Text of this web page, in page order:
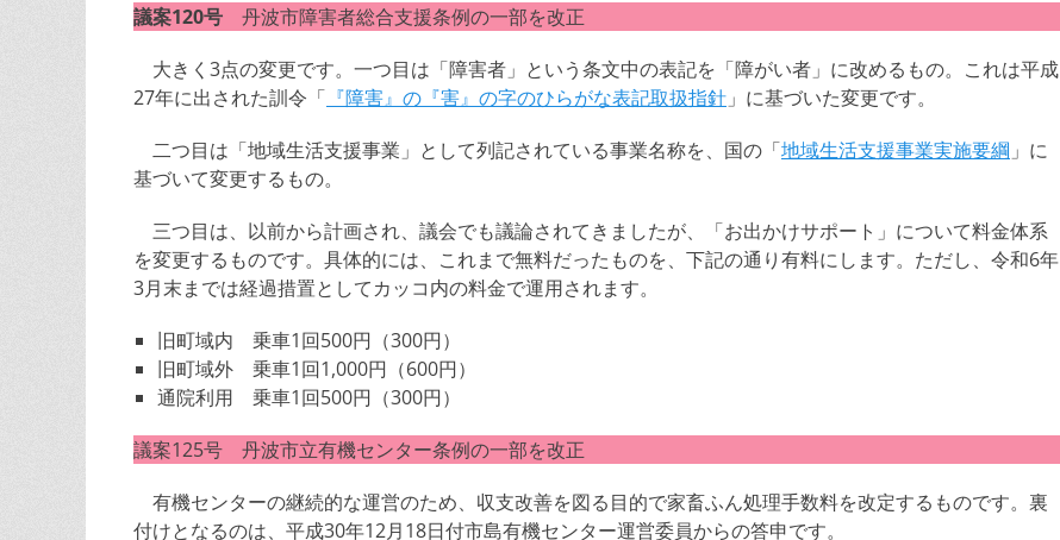
議案120号 丹波市障害者総合支援条例の一部を改正
大きく3点の変更です。一つ目は「障害者」という条文中の表記を「障がい者」に改めるもの。これは平成
27年に出された訓令「 『障害』の『害』の字のひらがな表記取扱指針 」に基づいた変更です。
二つ目は「地域生活支援事業」として列記されている事業名称を、国の「地域生活支援事業実施要綱 」に
基づいて変更するもの。
三つ目は、以前から計画され、議会でも議論されてきましたが、「お出かけサポート」について料金体系
を変更するものです。具体的には、これまで無料だったものを、下記の通り有料にします。ただし、令和6年
3月末までは経過措置としてカッコ内の料金で運用されます。
旧町域内 乗車1回500円（300円）
旧町域外 乗車1回1,000円（600円）
通院利用 乗車1回500円（300円）
議案125号 丹波市立有機センター条例の一部を改正
有機センターの継続的な運営のため、収支改善を図る目的で家畜ふん処理手数料を改定するものです。裏
付けとなるのは、平成30年12月18日付市島有機センター運営委員からの答申です。